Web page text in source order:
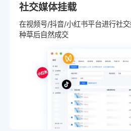
社交媒体挂载
在视频号/抖音/小红书平台进行社交
种草后自然成交